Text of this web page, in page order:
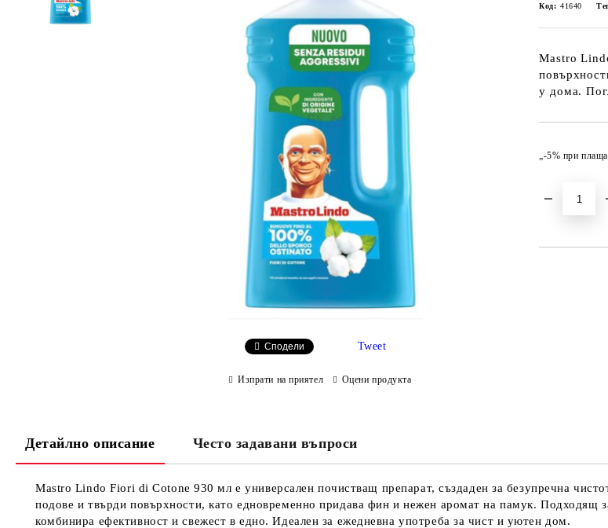
Код: 41640
Mastro
у дома.
„-5% при
Сподели Tweet
Изпрати на приятел Оцени продукта
Детайлно описание Често задавани въпроси
Mastro Lindo Fiori di Cotone 930 мл е универсален почистващ препарат, създаден за безупречна
подове и твърди повърхности, като едновременно придава фин и нежен аромат на памук. Подходящ
комбинира ефективност и свежест в едно. Идеален за ежедневна употреба за чист и уютен дом.